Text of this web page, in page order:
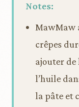
Notes:
MawMaw
crêpes
ajouter de
l’huile
la pâte et